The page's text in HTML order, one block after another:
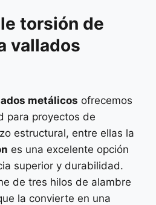
torsión de
vallados
metálicos ofrecemos
para proyectos de
estructural, entre ellas la
es una excelente opción
superior y durabilidad.
de tres hilos de alambre
la convierte en una